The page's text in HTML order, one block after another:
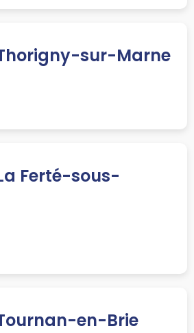
sur-Marne
Ferté-sous-
en-Brie